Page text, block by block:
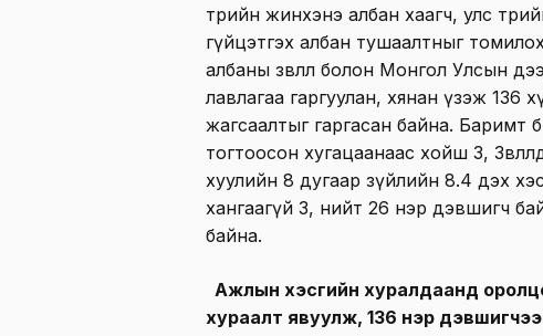
төрийн жинхэнэ албан хаагч, улс
гүйцэтгэх албан тушаалтныг
албаны зөвлөл болон Монгол Улсын
лавлагаа гаргуулан, хянан үзэж 136
жагсаалтыг гаргасан байна. Баримт
тогтоосон хугацаанаас хойш 3,
хуулийн 8 дугаар зүйлийн 8.4 дэх
хангаагүй 3, нийт 26 нэр дэвшигч
байна.
Ажлын хэсгийн хуралдаанд
хураалт явуулж, 136 нэр